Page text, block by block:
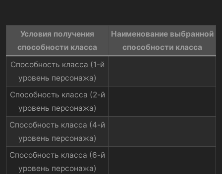
Условия получения
способности класса​
Наименование выбранной
способности класса​
Способность класса (1-й
уровень персонажа)​
Способность класса (2-й
уровень персонажа)​
Способность класса (4-й
уровень персонажа)​
Способность класса (6-й
уровень персонажа)​